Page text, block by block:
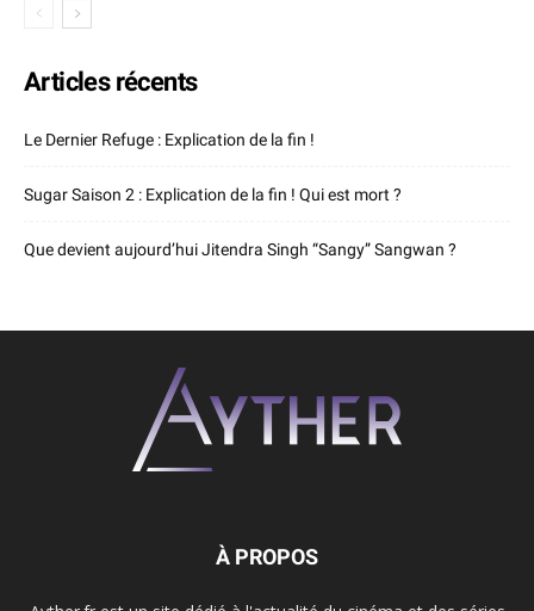
Articles récents
Le Dernier Refuge : Explication de la fin !
Sugar Saison 2 : Explication de la fin ! Qui est mort ?
Que devient aujourd’hui Jitendra Singh “Sangy” Sangwan ?
À PROPOS